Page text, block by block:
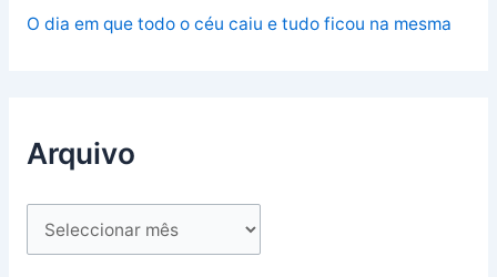
O dia em que todo o céu caiu e tudo ficou na mesma
Arquivo